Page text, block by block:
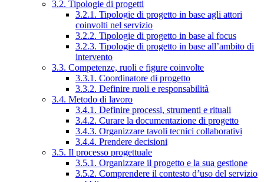
3.2. Tipologie di progetti
3.2.1. Tipologie di progetto in base agli attori
coinvolti nel servizio
3.2.2. Tipologie di progetto in base al focus
3.2.3. Tipologie di progetto in base all’ambito di
intervento
3.3. Competenze, ruoli e figure coinvolte
3.3.1. Coordinatore di progetto
3.3.2. Definire ruoli e responsabilità
3.4. Metodo di lavoro
3.4.1. Definire processi, strumenti e rituali
3.4.2. Curare la documentazione di progetto
3.4.3. Organizzare tavoli tecnici collaborativi
3.4.4. Prendere decisioni
3.5. Il processo progettuale
3.5.1. Organizzare il progetto e la sua gestione
3.5.2. Comprendere il contesto d’uso del servizio